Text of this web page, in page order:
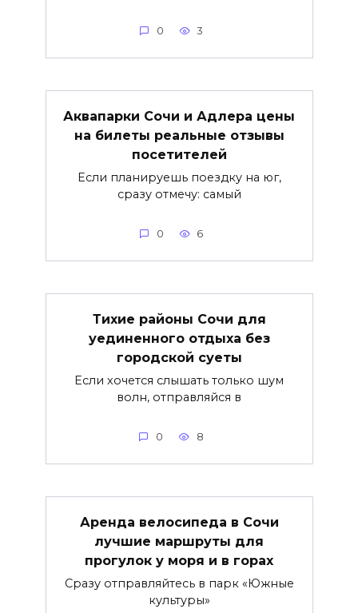
0 3
Аквапарки Сочи и Адлера цены
на билеты реальные отзывы
посетителей
Если планируешь поездку на юг,
сразу отмечу: самый
0 6
Тихие районы Сочи для
уединенного отдыха без
городской суеты
Если хочется слышать только шум
волн, отправляйся в
0 8
Аренда велосипеда в Сочи
лучшие маршруты для
прогулок у моря и в горах
Сразу отправляйтесь в парк «Южные
культуры»